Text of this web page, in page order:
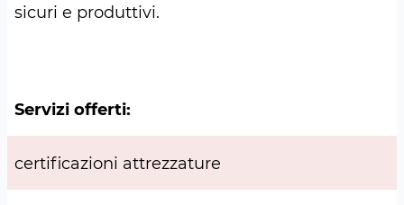
sicuri e produttivi.
Servizi offerti:
certificazioni attrezzature